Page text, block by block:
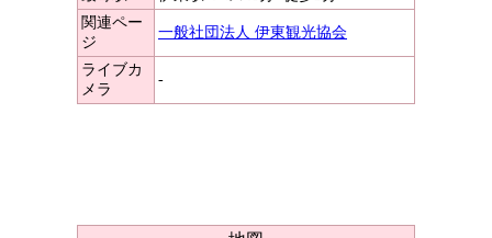
関連ペー
ジ
一般社団法人 伊東観光協会
ライブカ
メラ
-